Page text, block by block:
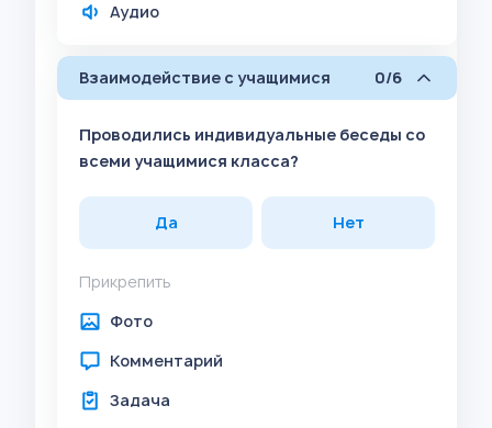
Аудио
Взаимодействие с учащимися 0/6
Проводились индивидуальные беседы со
всеми учащимися класса?
Да Нет
Прикрепить
Фото
Комментарий
Задача